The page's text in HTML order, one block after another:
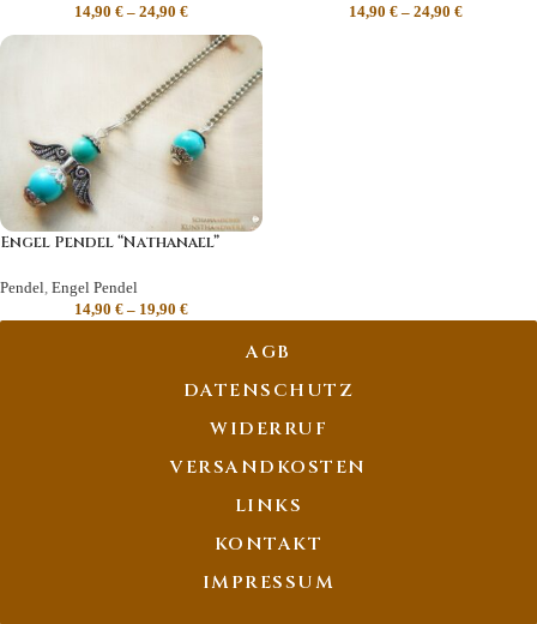
14,90 € – 24,90 €
14,90 € – 24,90 €
Engel Pendel “Nathanael”
Pendel, Engel Pendel
14,90 € – 19,90 €
AGB
DATENSCHUTZ
WIDERRUF
VERSANDKOSTEN
LINKS
KONTAKT
IMPRESSUM